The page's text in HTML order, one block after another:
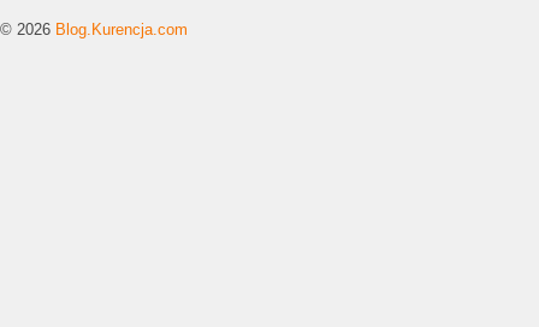
© 2026 Blog.Kurencja.com